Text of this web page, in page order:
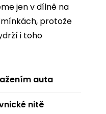
jen v dílně na
protože
i toho
auta
nitě